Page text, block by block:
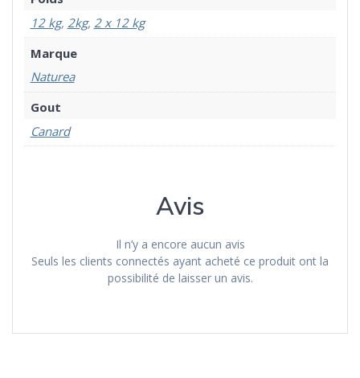
12 kg, 2kg, 2 x 12 kg
Marque
Naturea
Gout
Canard
Avis
Il n’y a encore aucun avis
Seuls les clients connectés ayant acheté ce produit ont la
possibilité de laisser un avis.